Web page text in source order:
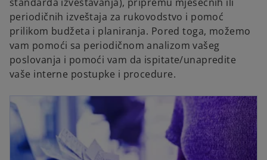
periodičnih izveštaja za rukovodstvo i pomoć
prilikom budžeta i planiranja. Pored toga, možemo
vam pomoći sa periodičnom analizom vašeg
poslovanja i pomoći vam da ispitate/unapredite
vaše interne postupke i procedure.